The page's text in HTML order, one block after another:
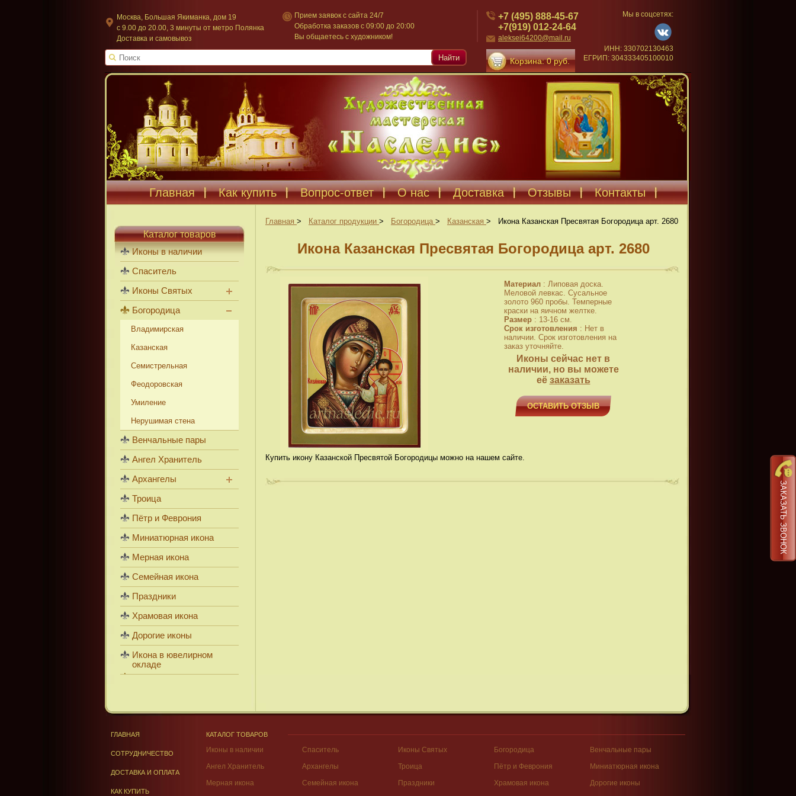
Москва, Большая Якиманка, дом 19
c 9.00 до 20.00, 3 минуты от метро Полянка
Доставка и самовывоз
Прием заявок с сайта 24/7
Обработка заказов с 09:00 до 20:00
Вы общаетесь с художником!
+7 (495) 888-45-67
+7(919) 012-24-64
aleksei64200@mail.ru
Корзина: 0 руб.
Мы в соцсетях:
ИНН: 330702130463
ЕГРИП: 304333405100010
Найти
Главная Как купить Вопрос-ответ О нас Доставка Отзывы Контакты
Главная > Каталог продукции > Богородица > Казанская > Икона Казанская Пресвятая Богородица арт. 2680
Икона Казанская Пресвятая Богородица арт. 2680
Материал : Липовая доска.
Меловой левкас. Сусальное
золото 960 пробы. Темперные
краски на яичном желтке.
Размер : 13-16 см.
Срок изготовления : Нет в
наличии. Срок изготовления на
заказ уточняйте.
Иконы сейчас нет в
наличии, но вы можете
её заказать
ОСТАВИТЬ ОТЗЫВ
Купить икону Казанской Пресвятой Богородицы можно на нашем сайте.
Каталог товаров
Иконы в наличии
Спаситель
Иконы Святых
Богородица
Владимирская
Казанская
Семистрельная
Феодоровская
Умиление
Нерушимая стена
Венчальные пары
Ангел Хранитель
Архангелы
Троица
Пётр и Феврония
Миниатюрная икона
Мерная икона
Семейная икона
Праздники
Храмовая икона
Дорогие иконы
Икона в ювелирном
окладе
ЗАКАЗАТЬ ЗВОНОК
ГЛАВНАЯ
СОТРУДНИЧЕСТВО
ДОСТАВКА И ОПЛАТА
КАК КУПИТЬ
КАТАЛОГ ТОВАРОВ
Иконы в наличии Спаситель Иконы Святых Богородица
Венчальные пары
Ангел Хранитель
Архангелы Троица Пётр и Феврония
Миниатюрная икона
Мерная икона
Семейная икона Праздники Храмовая икона
Дорогие иконы